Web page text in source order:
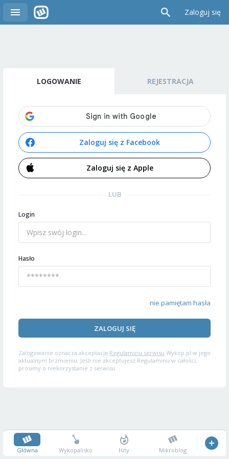
Zaloguj się
LOGOWANIE REJESTRACJA
Zaloguj się z Facebook
Zaloguj się z Apple
LUB
Login
Hasło
nie pamiętam hasła
ZALOGUJ SIĘ
Zalogowanie oznacza akceptację Regulaminu serwisu Wykop.pl w jego
aktualnym brzmieniu. Jeśli nie akceptujesz Regulaminu w całości,
prosimy o niekorzystanie z serwisu.
Główna Wykopalisko Hity Mikroblog